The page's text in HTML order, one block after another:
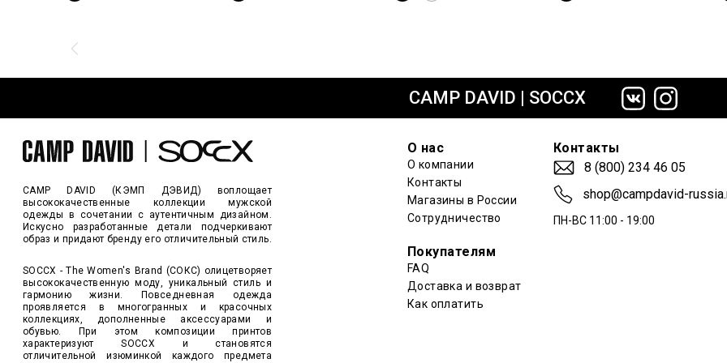
CAMP DAVID | SOCCX
CAMP DAVID (КЭМП ДЭВИД) воплощает
высококачественные коллекции мужской
одежды в сочетании с аутентичным дизайном.
Искусно разработанные детали подчеркивают
образ и придают бренду его отличительный стиль.
SOCCX - The Women's Brand (СОКС) олицетворяет
высококачественную моду, уникальный стиль и
гармонию жизни. Повседневная одежда
проявляется в многогранных и красочных
коллекциях, дополненные аксессуарами и
обувью. При этом композиции принтов
характеризуют SOCCX и становятся
отличительной изюминкой каждого предмета
О нас
О компании
Контакты
Магазины в России
Сотрудничество
Покупателям
FAQ
Доставка и возврат
Как оплатить
Контакты
8 (800) 234 46 05
shop@campdavid-
ПН-ВС 11:00 - 19:00